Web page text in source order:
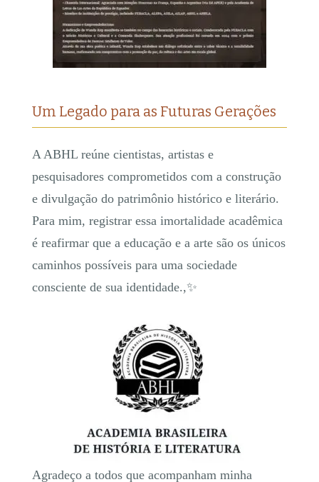
​Um Legado para as Futuras Gerações
A ABHL reúne cientistas, artistas e
pesquisadores comprometidos com a construção
e divulgação do patrimônio histórico e literário.
Para mim, registrar essa imortalidade acadêmica
é reafirmar que a educação e a arte são os únicos
caminhos possíveis para uma sociedade
consciente de sua identidade.,✨
​Agradeço a todos que acompanham minha